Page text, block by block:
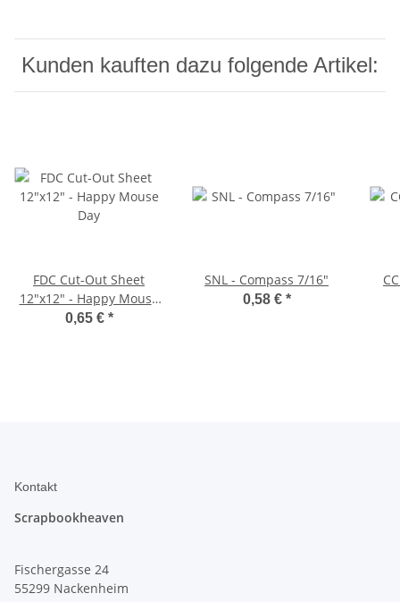
Kunden kauften dazu folgende Artikel:
FDC Cut-Out Sheet
12"x12" - Happy Mouse
Day
0,65 € *
SNL - Compass 7/16"
0,58 € *
Kontakt
Scrapbookheaven
Fischergasse 24
55299 Nackenheim